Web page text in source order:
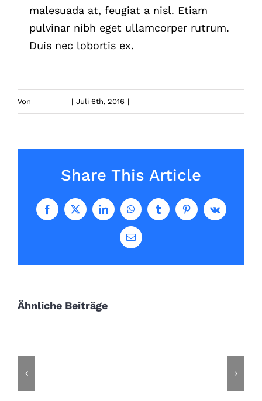
malesuada at, feugiat a nisl. Etiam
pulvinar nibh eget ullamcorper rutrum.
Duis nec lobortis ex.
Von | Juli 6th, 2016 |
Share This Article
Facebook
X LinkedInWhatsAppTumblrPinterestVk
E-
Mail
Ähnliche Beiträge